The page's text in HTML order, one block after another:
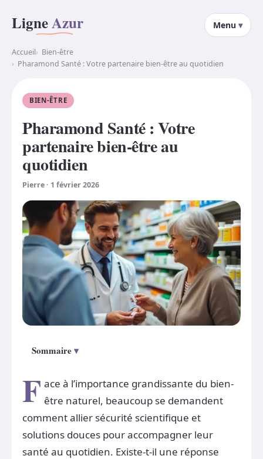
LigneAzur Menu
Accueil
Bien-être
Pharamond Santé : Votre partenaire bien-être au quotidien
BIEN-ÊTRE
Pharamond Santé : Votre
partenaire bien-être au
quotidien
Pierre · 1 février 2026
Sommaire
F ace à l’importance grandissante du bien-
être naturel, beaucoup se demandent
comment allier sécurité scientifique et
solutions douces pour accompagner leur
santé au quotidien. Existe-t-il une réponse